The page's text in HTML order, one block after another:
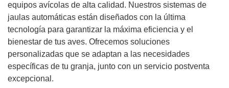
equipos avícolas de alta calidad. Nuestros sistemas de
jaulas automáticas están diseñados con la última
tecnología para garantizar la máxima eficiencia y el
bienestar de tus aves. Ofrecemos soluciones
personalizadas que se adaptan a las necesidades
específicas de tu granja, junto con un servicio postventa
excepcional.